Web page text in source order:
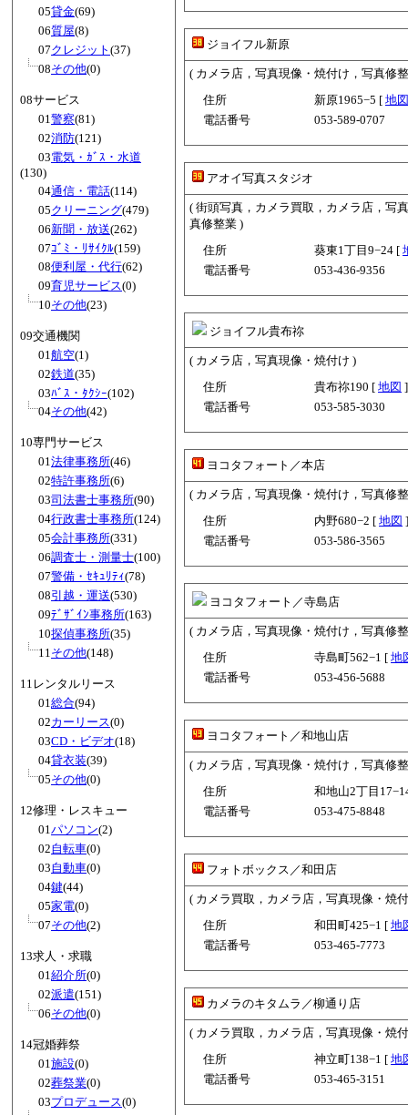
05貸金(69)
06質屋(8)
07クレジット (37)
08その他(0)
08サービス
01 警察(81)
02消防(121)
03電気・ｶﾞｽ・水道
(130)
04通信・電話(114)
05クリーニング(479)
06新聞・放送(262)
07ｺﾞﾐ・ﾘｻｲｸﾙ(159)
08便利屋・代行(62)
09育児サービス(0)
10その他(23)
09交通機関
01 航空(1)
02鉄道(35)
03ﾊﾞｽ・ﾀｸｼｰ(102)
04その他(42)
10専門サービス
01 法律事務所(46)
02特許事務所(6)
03司法書士事務所(90)
04行政書士事務所(124)
05会計事務所(331)
06調査士・測量士(100)
07警備・ｾｷｭﾘﾃｨ(78)
08引越・運送(530)
09ﾃﾞｻﾞｲﾝ事務所(163)
10探偵事務所(35)
11 その他(148)
11レンタルリース
01 総合(94)
02カーリース(0)
03CD・ビデオ(18)
04貸衣装(39)
05その他(0)
12修理・レスキュー
01 パソコン(2)
02自転車(0)
03自動車(0)
04鍵(44)
05家電(0)
07その他(2)
13求人・求職
01 紹介所(0)
02派遣(151)
06その他(0)
14冠婚葬祭
01 施設(0)
02葬祭業(0)
03プロデュース(0)
ジョイフル新原
( カメラ店，写真現像・焼付け，写真修
住所
新原1965−5 [ 地図
電話番号
053-589-0707
アオイ写真スタジオ
( 街頭写真，カメラ買取，カメラ店，写
真修整業 )
住所
葵東1丁目9−24 [
電話番号
053-436-9356
ジョイフル貴布祢
( カメラ店，写真現像・焼付け )
住所
貴布祢190 [ 地図 ]
電話番号
053-585-3030
ヨコタフォート／本店
( カメラ店，写真現像・焼付け，写真修
住所
内野680−2 [ 地図 ]
電話番号
053-586-3565
ヨコタフォート／寺島店
( カメラ店，写真現像・焼付け，写真修
住所
寺島町562−1 [ 地
電話番号
053-456-5688
ヨコタフォート／和地山店
( カメラ店，写真現像・焼付け，写真修
住所
和地山2丁目
電話番号
053-475-8848
フォトボックス／和田店
( カメラ買取，カメラ店，写真現像・焼
住所
和田町425−1 [ 地
電話番号
053-465-7773
カメラのキタムラ／柳通り店
( カメラ買取，カメラ店，写真現像・焼
住所
神立町138−1 [ 地
電話番号
053-465-3151